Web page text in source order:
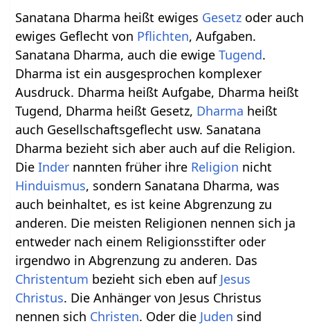
Sanatana Dharma heißt ewiges Gesetz oder auch
ewiges Geflecht von Pflichten, Aufgaben.
Sanatana Dharma, auch die ewigeTugend.
Dharma ist ein ausgesprochen komplexer
Ausdruck. Dharma heißt Aufgabe, Dharma heißt
Tugend, Dharma heißt Gesetz, Dharma heißt
auch Gesellschaftsgeflecht usw. Sanatana
Dharma bezieht sich aber auch auf die Religion.
DieInder nannten früher ihre Religion nicht
Hinduismus, sondern Sanatana Dharma, was
auch beinhaltet, es ist keine Abgrenzung zu
anderen. Die meisten Religionen nennen sich ja
entweder nach einem Religionsstifter oder
irgendwo in Abgrenzung zu anderen. Das
Christentum bezieht sich eben auf Jesus
Christus. Die Anhänger von Jesus Christus
nennen sich Christen. Oder die Juden sind